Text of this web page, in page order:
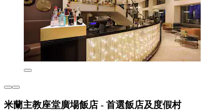
米蘭主教座堂廣場飯店 - 首選飯店及度假村